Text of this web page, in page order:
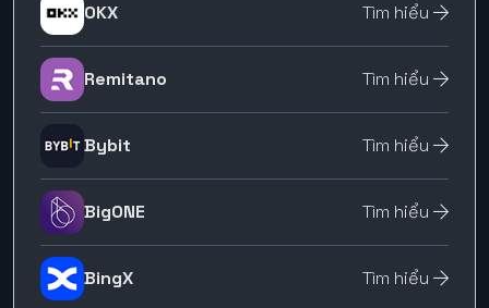
OKX Tìm hiểu
Remitano Tìm hiểu
Bybit Tìm hiểu
BigONE Tìm hiểu
BingX Tìm hiểu